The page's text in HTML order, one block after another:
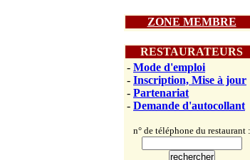
ZONE MEMBRE
RESTAURATEURS
- Mode d'emploi
- Inscription, Mise à jour
- Partenariat
- Demande d'autocollant
n° de téléphone du restaurant :